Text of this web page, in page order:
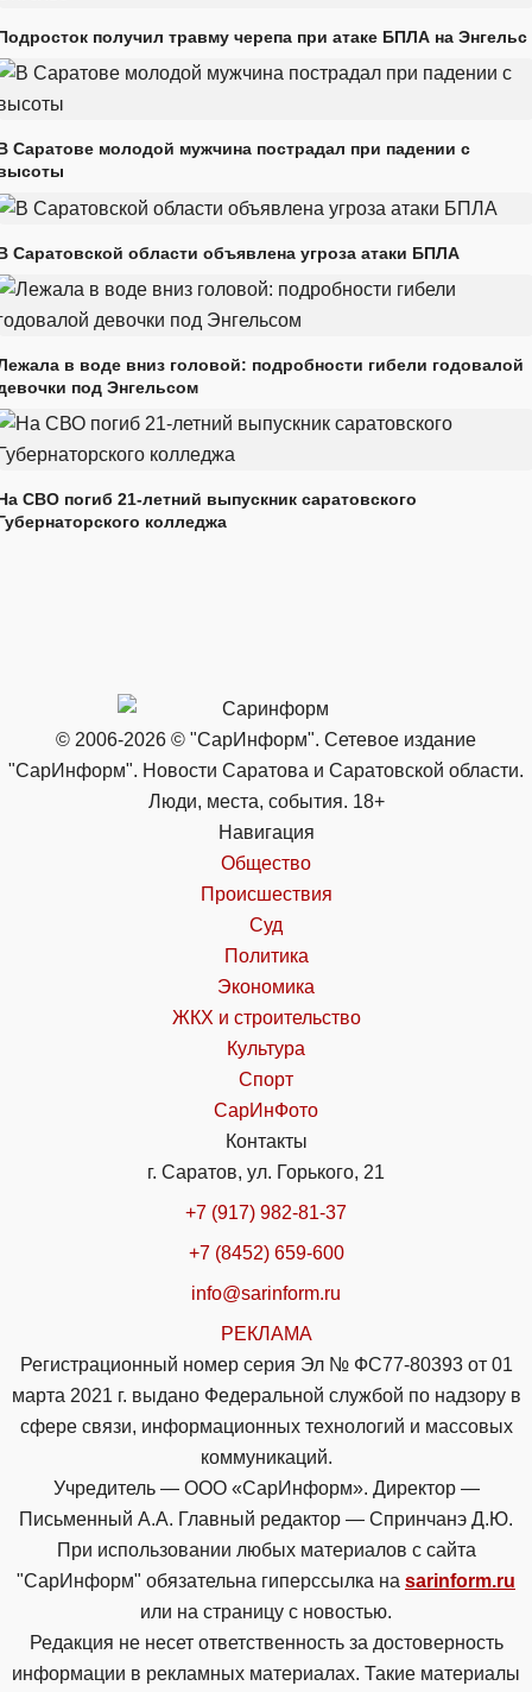
получил травму черепа при атаке БПЛА на Энгельс
Саратове молодой мужчина пострадал при падении с
Саратовской области объявлена угроза атаки БПЛА
в воде вниз головой: подробности гибели годовалой
под Энгельсом
СВО погиб 21-летний выпускник саратовского
колледжа
© 2006-2026 © "СарИнформ". Сетевое издание
"СарИнформ". Новости Саратова и Саратовской области.
Люди, места, события. 18+
Навигация
Общество
Происшествия
Суд
Политика
Экономика
ЖКХ и строительство
Культура
Спорт
СарИнФото
Контакты
г. Саратов, ул. Горького, 21
+7 (917) 982-81-37
+7 (8452) 659-600
info@sarinform.ru
РЕКЛАМА
Регистрационный номер серия Эл № ФС77-80393 от 01
марта 2021 г. выдано Федеральной службой по надзору в
сфере связи, информационных технологий и массовых
коммуникаций.
Учредитель — ООО «СарИнформ». Директор —
Письменный А.А. Главный редактор — Спринчанэ Д.Ю.
При использовании любых материалов с сайта
"СарИнформ" обязательна гиперссылка на sarinform.ru
или на страницу с новостью.
Редакция не несет ответственность за достоверность
информации в рекламных материалах. Такие материалы